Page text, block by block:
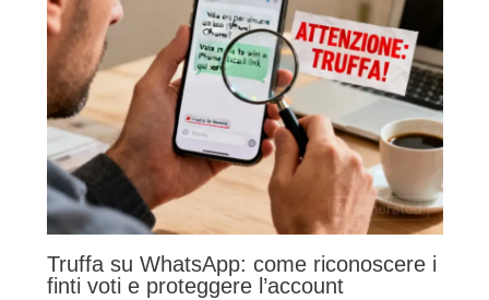
Truffa su WhatsApp: come riconoscere i
finti voti e proteggere l’account